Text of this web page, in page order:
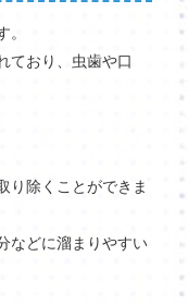
。
ており、虫歯や口
り除くことができま
などに溜まりやすい